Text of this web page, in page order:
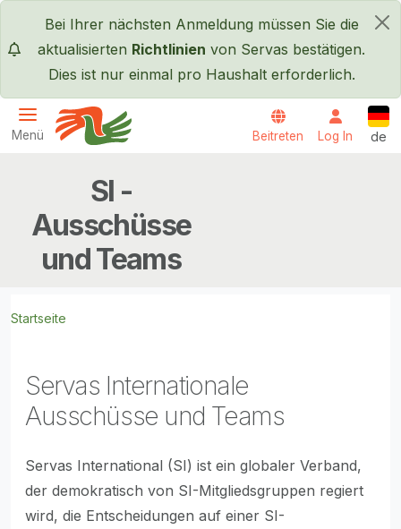
×
Bei Ihrer nächsten Anmeldung müssen Sie die
aktualisierten Richtlinien von Servas bestätigen.
Dies ist nur einmal pro Haushalt erforderlich.
Menü Beitreten Log In de
SI -
Ausschüsse
und Teams
Startseite
Servas Internationale
Ausschüsse und Teams
Servas International (SI) ist ein globaler Verband,
der demokratisch von SI-Mitgliedsgruppen regiert
wird, die Entscheidungen auf einer SI-